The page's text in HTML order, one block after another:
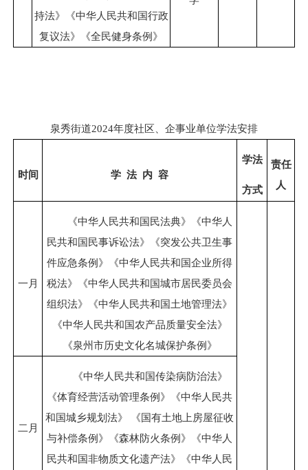
持法》《中华人民共和国行政
复议法》《全民健身条例》
泉秀街道2024年度社区、企事业单位学法安排
时间 学 法 内 容
学法
方式
责任
人
一 月
《中华人民共和国民法典》《中华人
民共和国民事诉讼法》《突发公共卫生事
件应急条例》《中华人民共和国企业所得
税法》《中华人民共和国城市居民委员会
组织法》《中华人民共和国土地管理法》
《中华人民共和国农产品质量安全法》
《泉州市历史文化名城保护条例》
二月
《中华人民共和国传染病防治法》
《体育经营活动管理条例》《中华人民共
和国城乡规划法》 《国有土地上房屋征收
与补偿条例》《森林防火条例》《中华人
民共和国非物质文化遗产法》《中华人民